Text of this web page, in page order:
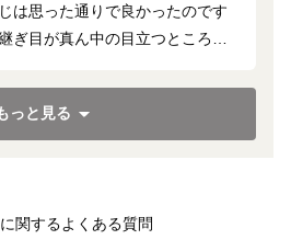
たのですが、フックの数を確認
た。
は思った通りで良かったのです
ぎ目が真ん中の目立つところに
見ると、より目立ちます。
ーダーの幅によって、継ぎ目が
生地で、これより幅広のオーダ
っと見る
関するよくある質問